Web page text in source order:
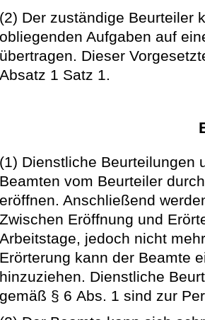
(2) Der zuständige Beurteiler
obliegenden Aufgaben auf
übertragen. Dieser
Absatz 1 Satz 1.
(1) Dienstliche Beurteilungen
Beamten vom Beurteiler
eröffnen. Anschließend
Zwischen Eröffnung und
Arbeitstage, jedoch nicht
Erörterung kann der Beamte
hinzuziehen. Dienstliche
gemäß § 6 Abs. 1 sind zur